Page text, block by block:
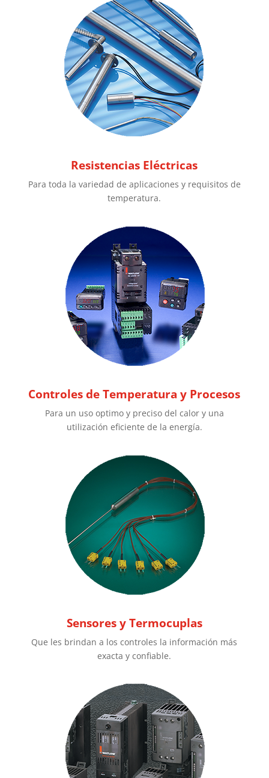
Resistencias Eléctricas
Para toda la variedad de aplicaciones y requisitos de
temperatura.
Controles de Temperatura y Procesos
Para un uso optimo y preciso del calor y una
utilización eficiente de la energía.
Sensores y Termocuplas
Que les brindan a los controles la información más
exacta y confiable.